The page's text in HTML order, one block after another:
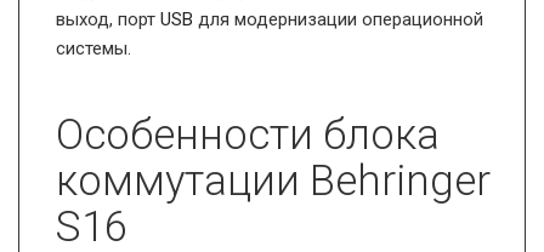
выход, порт USB для модернизации операционной
системы.
Особенности блока
коммутации Behringer
S16